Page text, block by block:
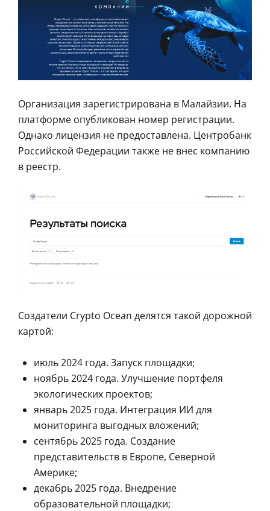
Организация зарегистрирована в Малайзии. На
платформе опубликован номер регистрации.
Однако лицензия не предоставлена. Центробанк
Российской Федерации также не внес компанию
в реестр.
Создатели Crypto Ocean делятся такой дорожной
картой:
июль 2024 года. Запуск площадки;
ноябрь 2024 года. Улучшение портфеля
экологических проектов;
январь 2025 года. Интеграция ИИ для
мониторинга выгодных вложений;
сентябрь 2025 года. Создание
представительств в Европе, Северной
Америке;
декабрь 2025 года. Внедрение
образовательной площадки;